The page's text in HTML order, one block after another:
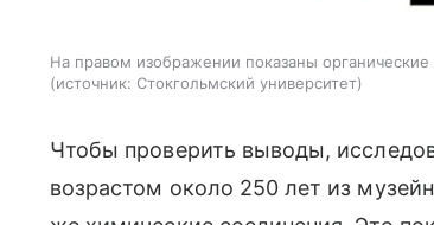
На правом изображении показаны
источник: Стокгольмский университет
Чтобы проверить выводы,
возрастом около 250 лет из